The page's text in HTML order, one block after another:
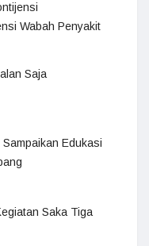
Wabah Penyakit
Saja
Edukasi
Saka Tiga